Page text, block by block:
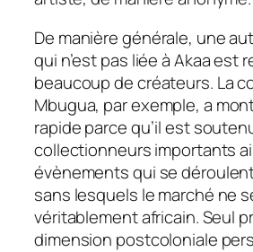
De manière générale, une
qui n’est pas liée à Akaa est
beaucoup de créateurs. La
Mbugua, par exemple, a
rapide parce qu’il est
collectionneurs importants
évènements qui se
sans lesquels le marché ne
véritablement africain. Seul
dimension postcoloniale